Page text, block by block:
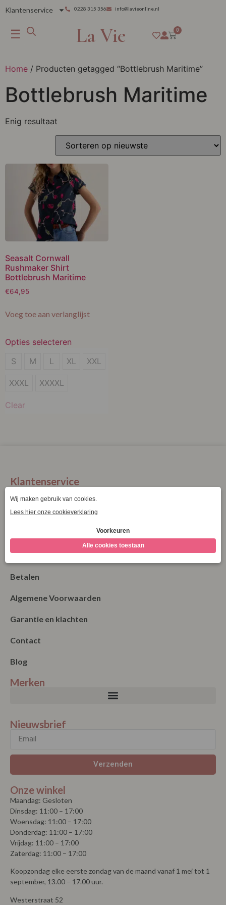
Klantenservice 0228 315 356 info@lavieonline.nl
☰ La Vie 0
Home / Producten getagged “Bottlebrush Maritime”
Bottlebrush Maritime
Enig resultaat
Seasalt Cornwall
Rushmaker Shirt
Bottlebrush Maritime
€64,95
Voeg toe aan verlanglijst
Opties selecteren
S
M
S M L XL XXL
XXXL XXXXL
Clear
Klantenservice
Verzending & Levering
Bestellen
Betalen
Algemene Voorwaarden
Garantie en klachten
Contact
Blog
Merken
Nieuwsbrief
Verzenden
Onze winkel
Maandag: Gesloten
Dinsdag: 11:00 – 17:00
Woensdag: 11:00 – 17:00
Donderdag: 11:00 – 17:00
Vrijdag: 11:00 – 17:00
Zaterdag: 11:00 – 17:00
Koopzondag elke eerste zondag van de maand vanaf 1 mei tot 1
september, 13.00 – 17.00 uur.
Westerstraat 52